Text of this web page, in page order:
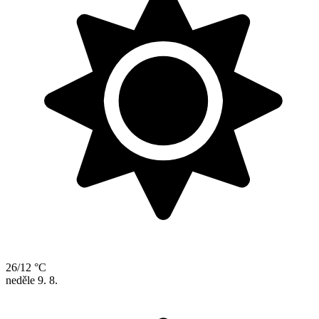
26/12 °C
neděle 9. 8.